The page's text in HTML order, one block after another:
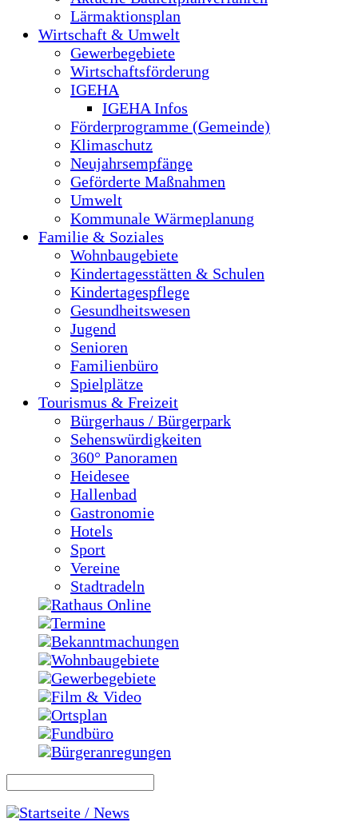
Lärmaktionsplan
Wirtschaft & Umwelt
Gewerbegebiete
Wirtschaftsförderung
IGEHA
IGEHA Infos
Förderprogramme (Gemeinde)
Klimaschutz
Neujahrsempfänge
Geförderte Maßnahmen
Umwelt
Kommunale Wärmeplanung
Familie & Soziales
Wohnbaugebiete
Kindertagesstätten & Schulen
Kindertagespflege
Gesundheitswesen
Jugend
Senioren
Familienbüro
Spielplätze
Tourismus & Freizeit
Bürgerhaus / Bürgerpark
Sehenswürdigkeiten
360° Panoramen
Heidesee
Hallenbad
Gastronomie
Hotels
Sport
Vereine
Stadtradeln
Rathaus Online
Termine
Bekanntmachungen
Wohnbaugebiete
Gewerbegebiete
Film & Video
Ortsplan
Fundbüro
Bürgeranregungen
Startseite / News